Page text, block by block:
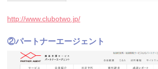
http://www.clubotwo.jp/
②パートナーエージェント